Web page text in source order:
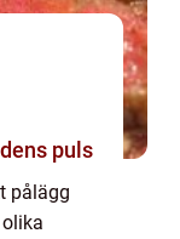
puls
pålägg